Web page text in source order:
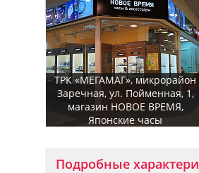
ТРК «МЕГАМАГ», микрорайон
Заречная, ул. Пойменная, 1,
магазин НОВОЕ ВРЕМЯ,
Японские часы
Подробные